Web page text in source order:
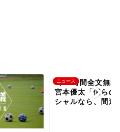
ニュース
（24時間全文無料公
宮本優太「僕らのポ
シャルなら、間違い